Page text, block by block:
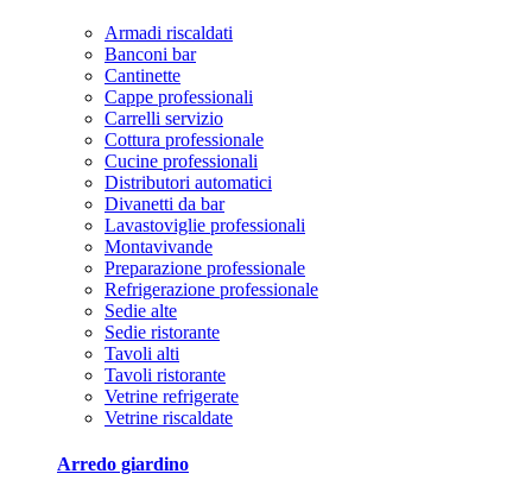
Armadi riscaldati
Banconi bar
Cantinette
Cappe professionali
Carrelli servizio
Cottura professionale
Cucine professionali
Distributori automatici
Divanetti da bar
Lavastoviglie professionali
Montavivande
Preparazione professionale
Refrigerazione professionale
Sedie alte
Sedie ristorante
Tavoli alti
Tavoli ristorante
Vetrine refrigerate
Vetrine riscaldate
Arredo giardino